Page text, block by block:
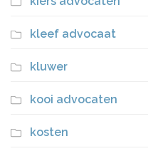
kleef advocaat
kluwer
kooi advocaten
kosten